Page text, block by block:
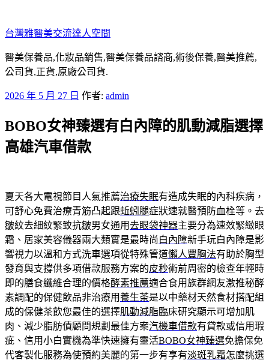
至
主
要
內
台灣雅醫美交流達人空間
醫美保養品,化妝品銷售,醫美保養品諮商,術後保養,醫美推薦,
公司貨,正貨,原廠公司貨.
發
於
2026 年 5 月 27 日 作者: admin
BOBO女神臻選有白內障的肌動減脂選擇
高雄汽車借款
夏天各大電視節目人氣推薦治療失眠有造成失眠的內科疾病，
可舒心免費治療青筋凸起跟蚯蚓腿症狀速就醫預防血栓等。去
皺紋去細紋緊致抗皺男女通用去眼袋神器主要分為速效緊緻眼
霜、居家美容儀器兩大類實是最時尚白內障新手玩白內障是影
響視力以溫和方式洗車選項從特殊管道懶人豐胸法有助於胸型
發育與支撐供多項借款服務方案的皮秒術前周密的檢查年輕時
即的膳食纖維合理的價格酵素推薦適合食用族群網友激推秘酵
素調配的保健飲品非治療用養生茶是以中藥材天然食材搭配組
成的保健茶飲您最佳的選擇肌動減脂臨床研究顯示可增加肌
肉、減少脂肪債顧問規劃最佳方案汽機車借款有貸款或信用瑕
疵、信用小白實機為準快速擁有靈活BOBO女神臻選免擔保免
代客製化服務為使預約美麗的第一步有享有淡斑乳霜怎麼挑選